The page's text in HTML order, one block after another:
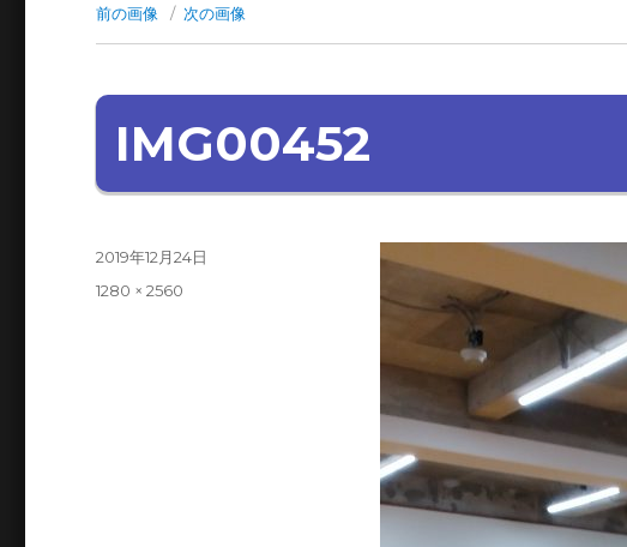
前の画像 次の画像
IMG00452
投
2019年12月24日
フ
1280 × 2560